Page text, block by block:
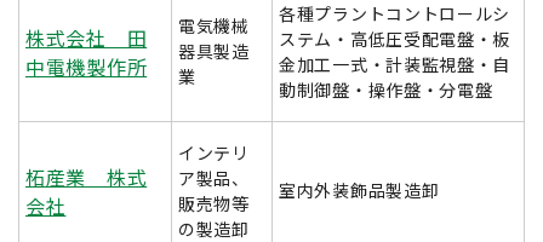
株式会社 田
中電機製作所
電気機械
器具製造
業
各種プラントコントロールシ
ステム・高低圧受配電盤・板
金加工一式・計装監視盤・自
動制御盤・操作盤・分電盤
柘産業 株式
会社
インテリ
ア製品、
販売物等
の製造卸
室内外装飾品製造卸